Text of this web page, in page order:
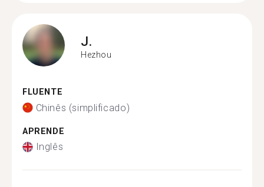
J.
Hezhou
FLUENTE
Chinês (simplificado)
APRENDE
Inglês